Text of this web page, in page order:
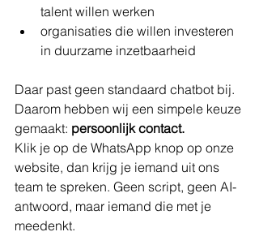
talent willen werken
organisaties die willen investeren
in duurzame inzetbaarheid
Daar past geen standaard chatbot bij.
Daarom hebben wij een simpele keuze
gemaakt: persoonlijk contact.
Klik je op de WhatsApp knop op onze
website, dan krijg je iemand uit ons
team te spreken. Geen script, geen AI-
antwoord, maar iemand die met je
meedenkt.